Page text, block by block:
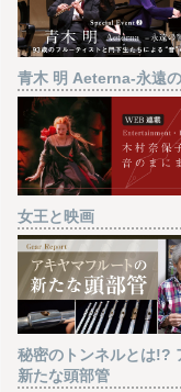
青木 明 Aeterna-永遠
女王と映画
秘密のトンネルとは!?
新たな頭部管